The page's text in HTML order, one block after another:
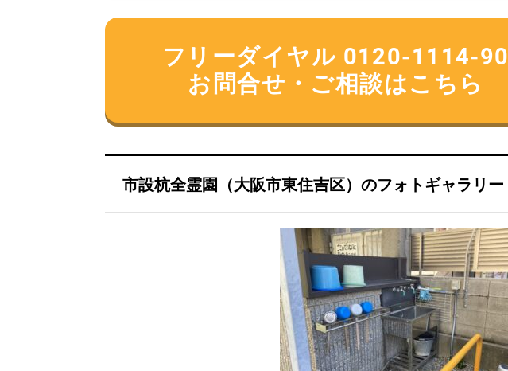
フリーダイヤル 0120-1114-90
お問合せ・ご相談はこちら
市設杭全霊園（大阪市東住吉区）のフォトギャラリー